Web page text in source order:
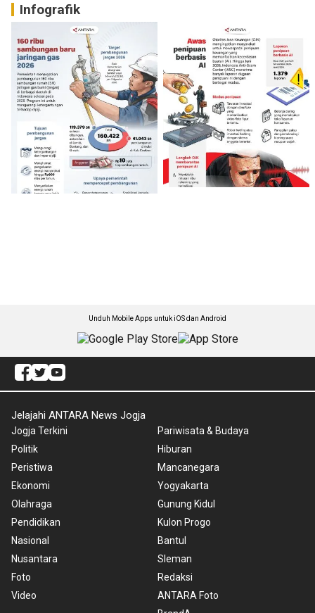
Infografik
Unduh Mobile Apps untuk iOS dan Android
Jelajahi ANTARA News Jogja
Jogja Terkini
Politik
Peristiwa
Ekonomi
Olahraga
Pendidikan
Nasional
Nusantara
Foto
Video
Pariwisata & Budaya
Hiburan
Mancanegara
Yogyakarta
Gunung Kidul
Kulon Progo
Bantul
Sleman
Redaksi
ANTARA Foto